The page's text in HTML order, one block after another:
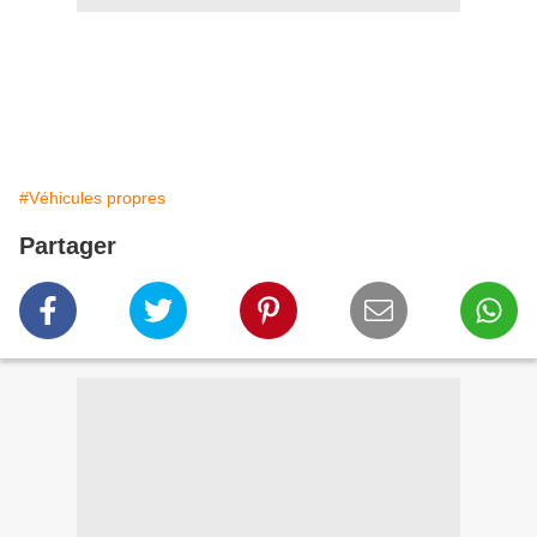
#Véhicules propres
Partager